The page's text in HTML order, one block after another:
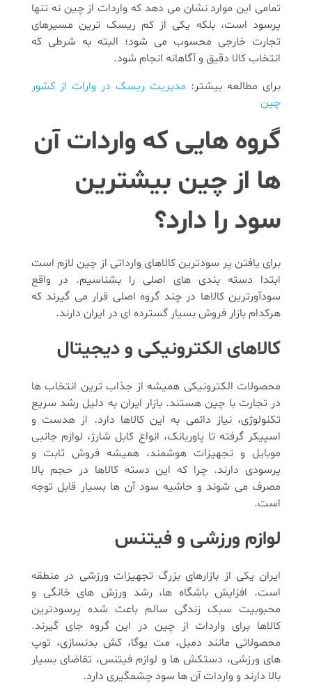
تمامی این موارد نشان می دهد که واردات از چین نه تنها
پرسود است، بلکه یکی از کم ریسک ترین مسیرهای
تجارت خارجی محسوب می شود؛ البته به شرطی که
انتخاب کالا دقیق و آگاهانه انجام شود.
برای مطالعه بیشتر: مدیریت ریسک در وارات از کشور
چین
گروه هایی که واردات آن
ها از چین بیشترین
سود را دارد؟
برای یافتن پر سودترین کالاهای وارداتی از چین لازم است
ابتدا دسته بندی های اصلی را بشناسیم. در واقع
سودآورترین کالاها در چند گروه اصلی قرار می گیرند که
هرکدام بازار فروش بسیار گسترده ای در ایران دارند.
کالاهای الکترونیکی و دیجیتال
محصولات الکترونیکی همیشه از جذاب ترین انتخاب ها
در تجارت با چین هستند. بازار ایران به دلیل رشد سریع
تکنولوژی، نیاز دائمی به این کالاها دارد. از هدست و
اسپیکر گرفته تا پاوربانک، انواع کابل شارژ، لوازم جانبی
موبایل و تجهیزات هوشمند، همیشه فروش ثابت و
پرسودی دارند. چرا که این دسته کالاها در حجم بالا
مصرف می شوند و حاشیه سود آن ها بسیار قابل توجه
است.
لوازم ورزشی و فیتنس
ایران یکی از بازارهای بزرگ تجهیزات ورزشی در منطقه
است. افزایش باشگاه ها، رشد ورزش های خانگی و
محبوبیت سبک زندگی سالم باعث شده پرسودترین
کالاها برای واردات از چین در این گروه جای گیرند.
محصولاتی مانند دمبل، مت یوگا، کش بدنسازی، توپ
های ورزشی، دستکش ها و لوازم فیتنس، تقاضای بسیار
بالا دارند و واردات آن ها سود چشمگیری دارد.